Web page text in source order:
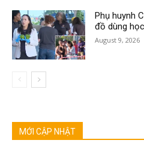
Phụ huynh
đồ dùng
August 9, 2026
MỚI CẬP NHẬT